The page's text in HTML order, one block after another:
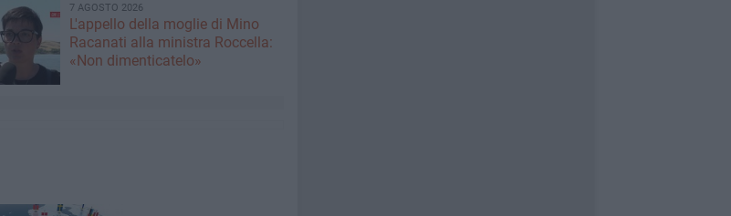
7 AGOSTO 2026
L'appello della moglie di Mino
Racanati alla ministra Roccella:
«Non dimenticatelo»